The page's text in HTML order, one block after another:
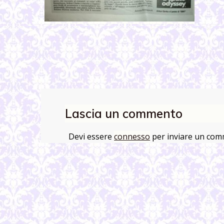
Lascia un commento
Devi essereconnesso per inviare un